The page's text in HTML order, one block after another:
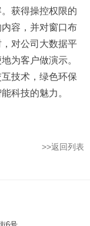
获得操控权限的
容，并对窗口布
对公司大数据平
为客户做演示。
技术，绿色环保
科技的魅力 。
>>返回列表